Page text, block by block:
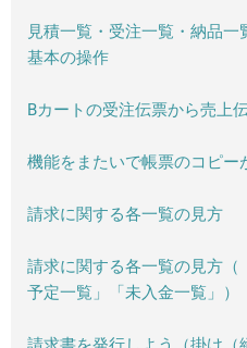
見積一覧・受注一覧・納品
基本の操作
Bカートの受注伝票から売上
機能をまたいで帳票のコピー
請求に関する各一覧の見方
請求に関する各一覧の見方（
予定一覧」「未入金一覧」）